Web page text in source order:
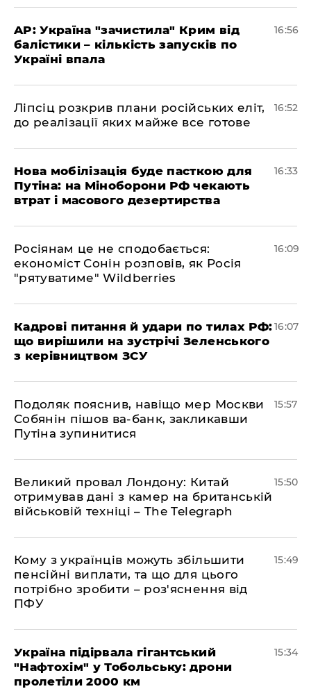
​AP: Україна "зачистила" Крим від
балістики – кількість запусків по
Україні впала
16:56
​Ліпсіц розкрив плани російських еліт,
до реалізації яких майже все готове
16:52
Нова мобілізація буде пасткою для
Путіна: на Міноборони РФ чекають
втрат і масового дезертирства
16:33
Росіянам це не сподобається:
економіст Сонін розповів, як Росія
"рятуватиме" Wildberries
16:09
Кадрові питання й удари по тилах РФ:
що вирішили на зустрічі Зеленського
з керівництвом ЗСУ
16:07
Подоляк пояснив, навіщо мер Москви
Собянін пішов ва-банк, закликавши
Путіна зупинитися
15:57
Великий провал Лондону: Китай
отримував дані з камер на британській
військовій техніці – The Telegraph
15:50
Кому з українців можуть збільшити
пенсійні виплати, та що для цього
потрібно зробити – роз'яснення від
ПФУ
15:49
Україна підірвала гігантський
"Нафтохім" у Тобольську: дрони
пролетіли 2000 км
15:34